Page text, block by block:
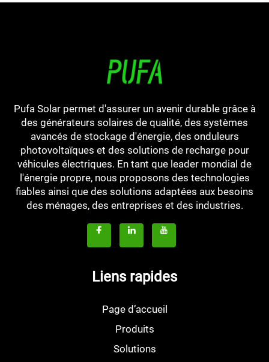
Pufa Solar permet d'assurer un avenir durable grâce à
des générateurs solaires de qualité, des systèmes
avancés de stockage d'énergie, des onduleurs
photovoltaïques et des solutions de recharge pour
véhicules électriques. En tant que leader mondial de
l'énergie propre, nous proposons des technologies
fiables ainsi que des solutions adaptées aux besoins
des ménages, des entreprises et des industries.
Liens rapides
Page d’accueil
Produits
Solutions